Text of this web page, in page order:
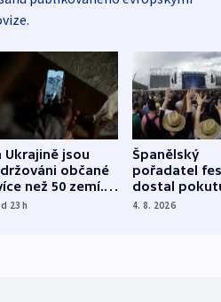
Ukrajině jsou
občané
než 50 zemí.
na straně
23h
Španělský
pořadatel
dostal
nekalé
4. 8. 2026